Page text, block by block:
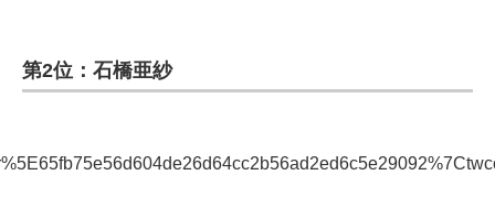
第2位：石橋亜紗